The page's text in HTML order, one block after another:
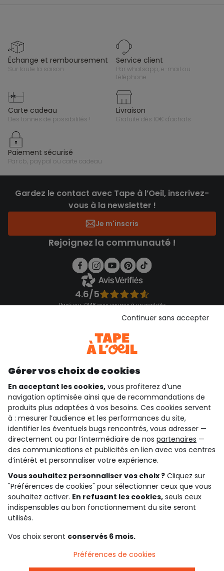
échange et remboursement
sur toute la saison
service client
par whatsapp, e-mail ou
téléphone
carte cadeau
des tonnes de possibilités !
livraison
gratuite dès 10€ d'achats
paiement sécurisé
par cb, paypal ou carte cadeau
Gardez le contact avec Tape à l’Oeil, inscrivez-
vous à la newsletter !
Je m'inscris
Rejoignez la communauté !
4.6/5
Basé sur 7 346 avis soumis à un contrôle
Consulter les CGU
qui sommes-nous ?
besoin d'aide ?
le club fidélité
notre catalogue
Conditions générales de ventes et d'utilisation
Conditions d’utilisation des réseaux sociaux
Politique de confidentialité
Cookies et données personnelles
Paramètres des cookies
Gérer vos choix de cookies
En acceptant les cookies, vous profiterez d’une
navigation optimisée ainsi que de recommandations de
produits plus adaptées à vos besoins. Ces cookies servent
à : mesurer l’audience et les performances du site,
identifier les éventuels bugs rencontrés, vous adresser —
directement ou par l’intermédiaire de nos partenaires —
des communications et publicités en lien avec vos centres
d’intérêt et personnaliser votre expérience.
Vous souhaitez personnaliser vos choix ? Cliquez sur
"Préférences de cookies" pour sélectionner ceux que vous
souhaitez activer. En refusant les cookies, seuls ceux
indispensables au bon fonctionnement du site seront
utilisés.
Vos choix seront conservés 6 mois.
Continuer sans accepter
Préférences de cookies